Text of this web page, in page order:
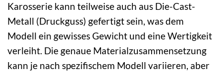
Karosserie kann teilweise auch aus Die-Cast-
Metall (Druckguss) gefertigt sein, was dem
Modell ein gewisses Gewicht und eine Wertigkeit
verleiht. Die genaue Materialzusammensetzung
kann je nach spezifischem Modell variieren, aber